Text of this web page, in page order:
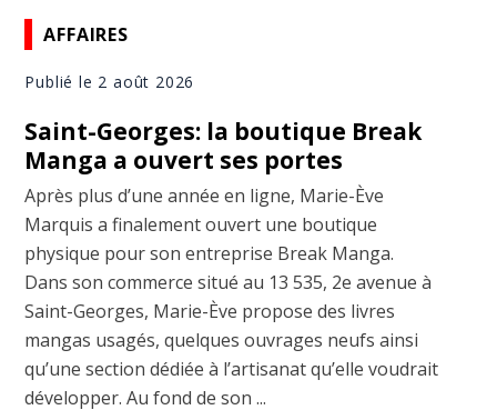
AFFAIRES
Publié le 2 août 2026
Saint-Georges: la boutique Break
Manga a ouvert ses portes
Après plus d’une année en ligne, Marie-Ève
Marquis a finalement ouvert une boutique
physique pour son entreprise Break Manga.
Dans son commerce situé au 13 535, 2e avenue à
Saint-Georges, Marie-Ève propose des livres
mangas usagés, quelques ouvrages neufs ainsi
qu’une section dédiée à l’artisanat qu’elle voudrait
développer. Au fond de son ...